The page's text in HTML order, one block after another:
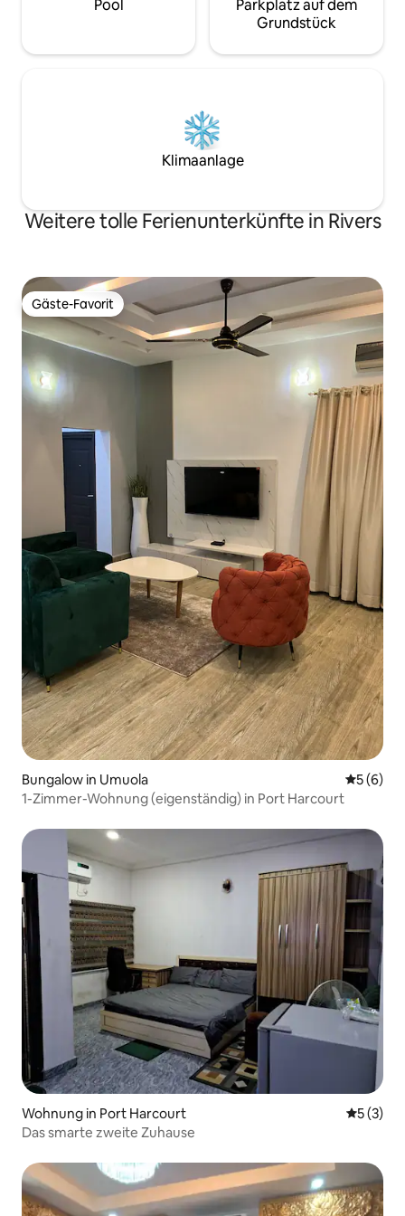
Pool
Parkplatz auf dem
Grundstück
Klimaanlage
Weitere tolle Ferienunterkünfte in Rivers
Gäste-Favorit
Gäste-Favorit
Bungalow in Umuola
5 (6)
1-Zimmer-Wohnung (eigenständig) in Port Harcourt
Wohnung in Port Harcourt
5 (3)
Das smarte zweite Zuhause